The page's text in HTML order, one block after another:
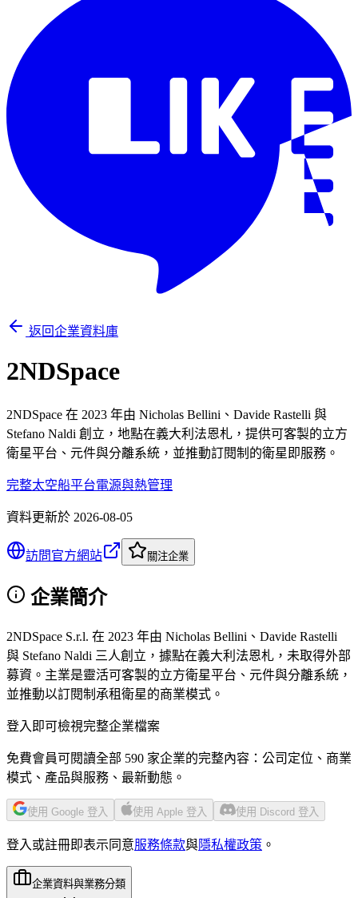
返回企業資料庫
2NDSpace
2NDSpace 在 2023 年由 Nicholas Bellini、Davide Rastelli 與
Stefano Naldi 創立，地點在義大利法恩札，提供可客製的立方
衛星平台、元件與分離系統，並推動訂閱制的衛星即服務。
完整太空船平台電源與熱管理
資料更新於 2026-08-05
訪問官方網站 關注企業
企業簡介
2NDSpace S.r.l. 在 2023 年由 Nicholas Bellini、Davide Rastelli
與 Stefano Naldi 三人創立，據點在義大利法恩札，未取得外部
募資。主業是靈活可客製的立方衛星平台、元件與分離系統，
並推動以訂閱制承租衛星的商業模式。
登入即可檢視完整企業檔案
免費會員可閱讀全部 590 家企業的完整內容：公司定位、商業
模式、產品與服務、最新動態。
使用 Google 登入 使用 Apple 登入 使用 Discord 登入
登入或註冊即表示同意服務條款與隱私權政策 。
企業資料與業務分類